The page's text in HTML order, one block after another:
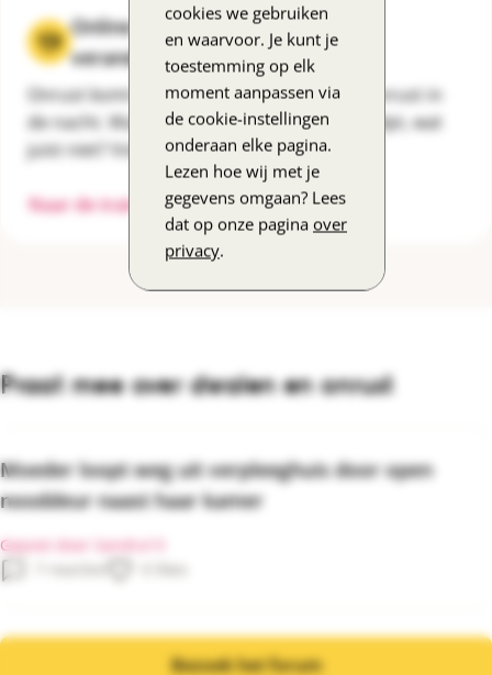
cookies we gebruiken
en waarvoor. Je kunt je
toestemming op elk
moment aanpassen via
de cookie-instellingen
onderaan elke pagina.
Lezen hoe wij met je
gegevens omgaan? Lees
dat op onze pagina over
privacy.
Online training: omgaan met
veranderend gedrag
Onrust komt veel voor bij dementie. Ook onrust in
de nacht. Wat kun je ertegen doen? Wat helpt, wat
juist niet? Volg de training!
Naar de training
Praat mee over dwalen en onrust
Moeder loopt weg uit verpleeghuis door open
nooddeur naast haar kamer
Gepost door Sandra13
0 likes
Bezoek het forum